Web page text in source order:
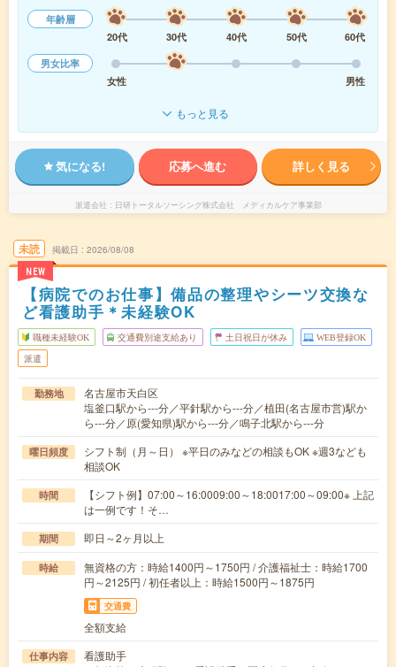
年齢層
20代
30代 40代 50代
60代
男女比率
女性
男性
もっと見る
気になる! 応募へ進む 詳しく見る
派遣会社 日研トータルソーシング株式会社 メディカルケア事業部
未読
NEW
掲載日 2026/08/08
【病院でのお仕事】備品の整理やシーツ交換な
ど看護助手＊未経験OK
職種未経験OK 交通費別途支給あり 土日祝日が休み WEB登録OK
派遣
勤務地
名古屋市天白区
塩釜口駅から---分／平針駅から---分／植田(名古屋市営)駅か
ら---分／原(愛知県)駅から---分／鳴子北駅から---分
曜日頻度
シフト制（月～日） ※平日のみなどの相談もOK ※週3なども
相談OK
時間
【シフト例】07:00～16:0009:00～18:0017:00～09:00※ 上記
は一例です！そ…
期間 即日～2ヶ月以上
時給
無資格の方：時給1400円～1750円 / 介護福祉士：時給1700
円～2125円 / 初任者以上：時給1500円～1875円
交通費
全額支給
仕事内容
看護助手